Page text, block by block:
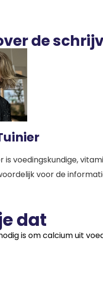
de
is voedingskundige,
voor de
dat
nodig is om calcium uit